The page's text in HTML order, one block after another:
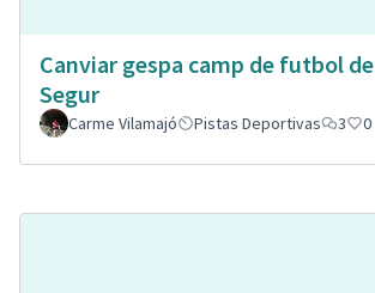
Canviar gespa camp de futbol de
Segur
Carme Vilamajó Pistas Deportivas 3 0